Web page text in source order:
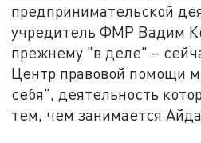
предпринимательской
учредитель ФМР Вадим
прежнему "в деле" –
Центр правовой помощи
себя", деятельность
тем, чем занимается